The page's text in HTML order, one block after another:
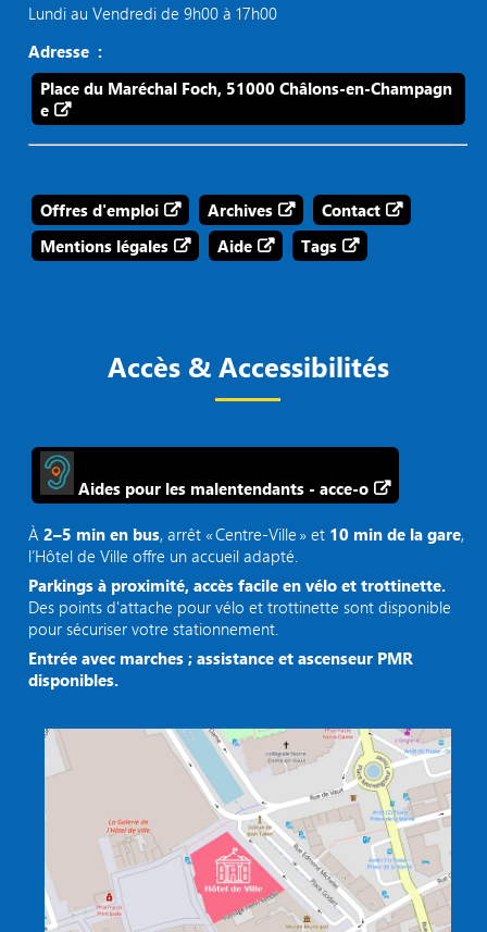
Lundi au Vendredi de 9h00 à 17h00
Adresse :
Place du Maréchal Foch, 51000 Châlons-en-Champagn
e
Offres d'emploi Archives
Contact
Mentions légales
Aide Tags
Accès & Accessibilités
Aides pour les malentendants - acce-o
À2–5 min en bus, arrêt « Centre‑Ville » et 10 min de la gare,
l’Hôtel de Ville offre un accueil adapté.
Parkings à proximité, accès facile en vélo et trottinette.
Des points d'attache pour vélo et trottinette sont disponible
pour sécuriser votre stationnement.
Entrée avec marches ; assistance et ascenseur PMR
disponibles.